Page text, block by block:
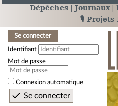
Dépêches Journaux
🎙️ Projets
Se connecter
Identifiant
Mot de passe
Connexion automatique